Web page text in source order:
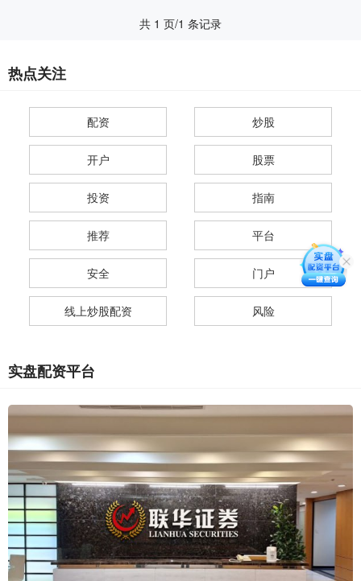
共 1 页/1 条记录
热点关注
配资 炒股
开户 股票
投资 指南
推荐 平台
安全 门户
线上炒股配资 风险
实盘配资平台